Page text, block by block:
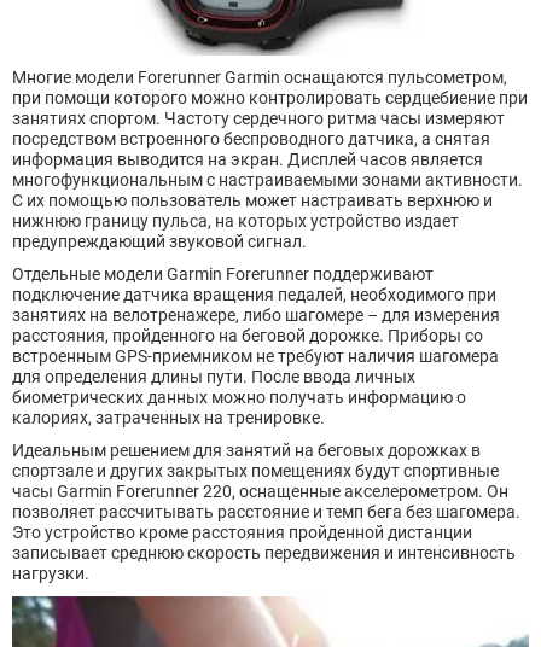
Многие модели Forerunner Garmin оснащаются пульсометром,
при помощи которого можно контролировать сердцебиение при
занятиях спортом. Частоту сердечного ритма часы измеряют
посредством встроенного беспроводного датчика, а снятая
информация выводится на экран. Дисплей часов является
многофункциональным с настраиваемыми зонами активности.
С их помощью пользователь может настраивать верхнюю и
нижнюю границу пульса, на которых устройство издает
предупреждающий звуковой сигнал.
Отдельные модели Garmin Forerunner поддерживают
подключение датчика вращения педалей, необходимого при
занятиях на велотренажере, либо шагомере – для измерения
расстояния, пройденного на беговой дорожке. Приборы со
встроенным GPS-приемником не требуют наличия шагомера
для определения длины пути. После ввода личных
биометрических данных можно получать информацию о
калориях, затраченных на тренировке.
Идеальным решением для занятий на беговых дорожках в
спортзале и других закрытых помещениях будут спортивные
часы Garmin Forerunner 220, оснащенные акселерометром. Он
позволяет рассчитывать расстояние и темп бега без шагомера.
Это устройство кроме расстояния пройденной дистанции
записывает среднюю скорость передвижения и интенсивность
нагрузки.